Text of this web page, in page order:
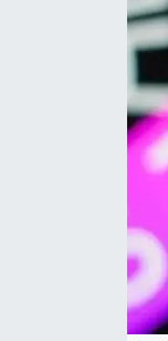
Kadın & Aile
Kültür &
Teknoloji
Yazarlar